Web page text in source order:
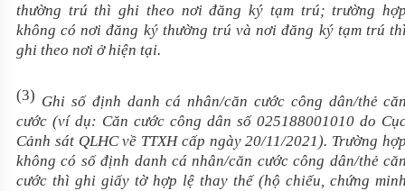
thường trú thì ghi theo nơi đăng ký tạm trú; trường
không có nơi đăng ký thường trú và nơi đăng ký tạm trú
ghi theo nơi ở hiện tại.
(3) Ghi số định danh cá nhân/căn cước công dân/thẻ
cước (ví dụ: Căn cước công dân số 025188001010 do
Cảnh sát QLHC về TTXH cấp ngày 20/11/2021). Trường
không có số định danh cá nhân/căn cước công dân/thẻ
cước thì ghi giấy tờ hợp lệ thay thế (hộ chiếu, chứng